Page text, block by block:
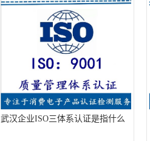
武汉企业ISO三体系认证是指什么